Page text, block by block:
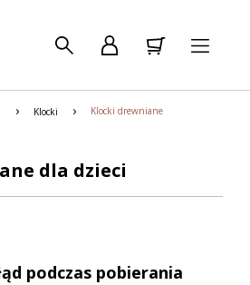
Klocki Klocki drewniane
dla dzieci
podczas pobierania